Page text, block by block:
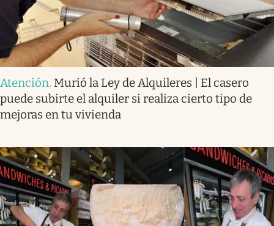
Atención. Murió la Ley de Alquileres | El casero
puede subirte el alquiler si realiza cierto tipo de
mejoras en tu vivienda